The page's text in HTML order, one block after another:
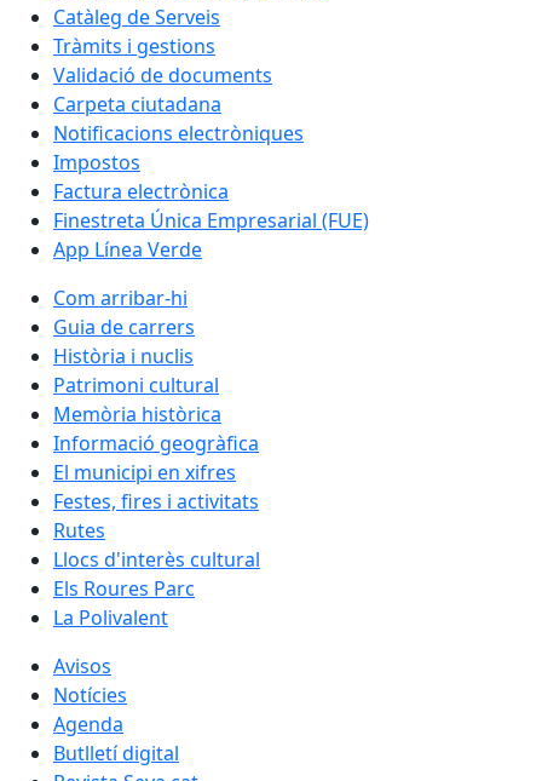
Catàleg de Serveis
Tràmits i gestions
Validació de documents
Carpeta ciutadana
Notificacions electròniques
Impostos
Factura electrònica
Finestreta Única Empresarial (FUE)
App Línea Verde
Com arribar-hi
Guia de carrers
Història i nuclis
Patrimoni cultural
Memòria històrica
Informació geogràfica
El municipi en xifres
Festes, fires i activitats
Rutes
Llocs d'interès cultural
Els Roures Parc
La Polivalent
Avisos
Notícies
Agenda
Butlletí digital